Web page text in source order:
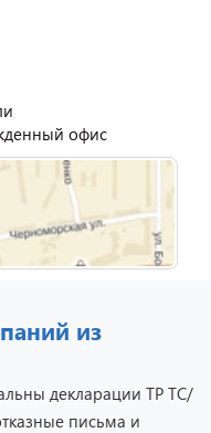
офис
из
декларации ТР ТС/
письма и